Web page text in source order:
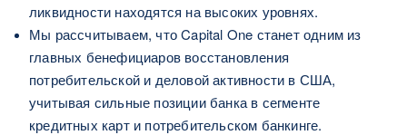
ликвидности находятся на высоких уровнях.
Мы рассчитываем, что Capital One станет одним из
главных бенефициаров восстановления
потребительской и деловой активности в США,
учитывая сильные позиции банка в сегменте
кредитных карт и потребительском банкинге.